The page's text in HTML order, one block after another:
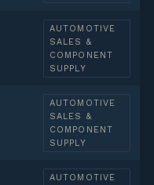
AUTOMOTIVE
SALES &
COMPONENT
SUPPLY
AUTOMOTIVE
SALES &
COMPONENT
SUPPLY
AUTOMOTIVE